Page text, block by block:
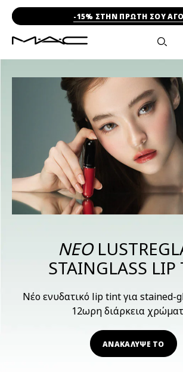
-15% ΣΤΗΝ ΠΡΩΤΗ ΣΟΥ
ΝΕΟ
STAINGLASS
Νέο ενυδατικό lip tint για stained-
12ωρη διάρκεια
ΑΝΑΚΑΛΥΨΕ ΤΟ